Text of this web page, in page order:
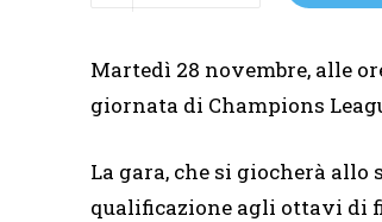
Martedì 28 novembre, alle
giornata di Champions
La gara, che si giocherà
qualificazione agli ottavi di